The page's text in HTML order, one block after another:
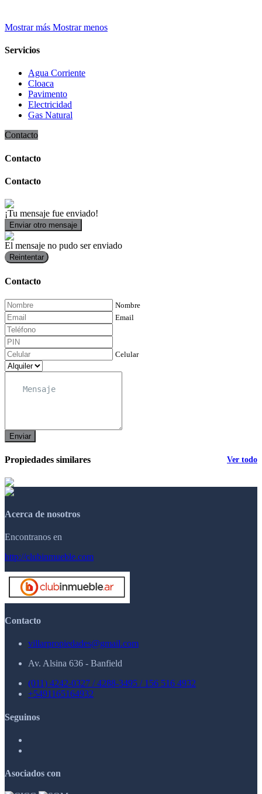
Mostrar más Mostrar menos
Servicios
Agua Corriente
Cloaca
Pavimento
Electricidad
Gas Natural
Contacto
Contacto
Contacto
¡Tu mensaje fue enviado!
Enviar otro mensaje
El mensaje no pudo ser enviado
Reintentar
Contacto
Nombre
Email
Celular
Enviar
Propiedades similares Ver todo
Acerca de nosotros
Encontranos en
http://clubinmueble.com
Contacto
villarpropiedades@gmail.com
Av. Alsina 636 - Banfield
(011) 4242-0327 / 4288-3495 / 156 516 4932
+5491165164932
Seguinos
Asociados con